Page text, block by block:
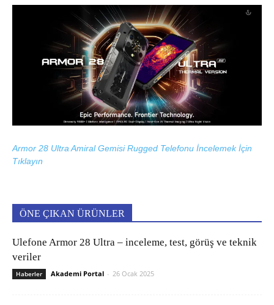
Armor 28 Ultra Amiral Gemisi Rugged Telefonu İncelemek İçin
Tıklayın
ÖNE ÇIKAN ÜRÜNLER
Ulefone Armor 28 Ultra – inceleme, test, görüş ve teknik
veriler
Haberler Akademi Portal - 26 Ocak 2025